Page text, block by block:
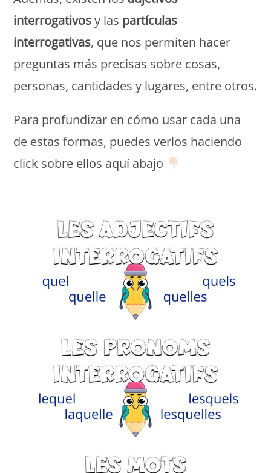
interrogativosy las partículas
interrogativas, que nos permiten hacer
preguntas más precisas sobre cosas,
personas, cantidades y lugares, entre otros.
Para profundizar en cómo usar cada una
de estas formas, puedes verlos haciendo
click sobre ellos aquí abajo